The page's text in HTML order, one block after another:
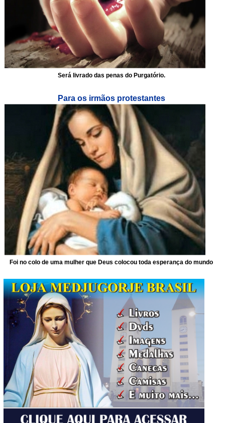
Será livrado das penas do Purgatório.
Para os irmãos protestantes
Foi no colo de uma mulher que Deus colocou toda esperança do mundo